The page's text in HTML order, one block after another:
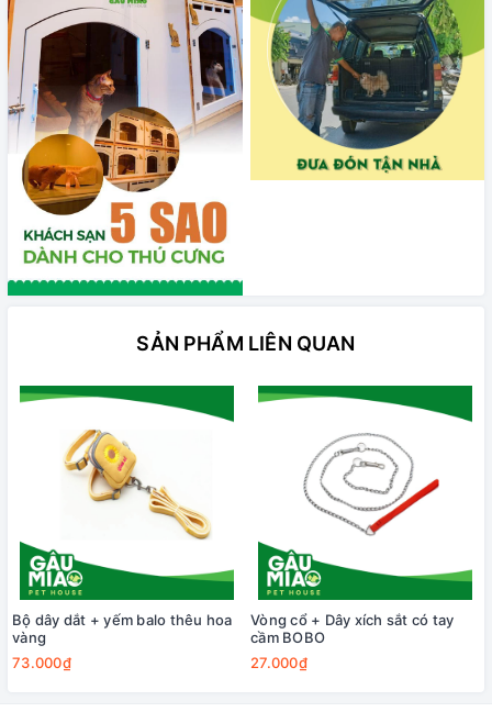
SẢN PHẨM LIÊN QUAN
Bộ dây dắt + yếm balo thêu hoa
vàng
73.000₫
Vòng cổ + Dây xích sắt có tay
cầm BOBO
27.000₫